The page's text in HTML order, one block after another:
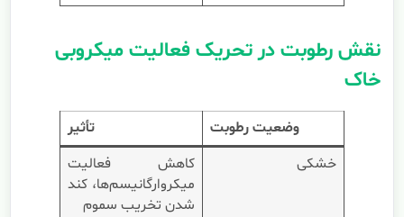
نقش رطوبت در تحریک فعالیت میکروبی
خاک
وضعیت رطوبت
تأثیر
خشکی
کاهش فعالیت
میکروارگانیسم‌ها، کند
شدن تخریب سموم